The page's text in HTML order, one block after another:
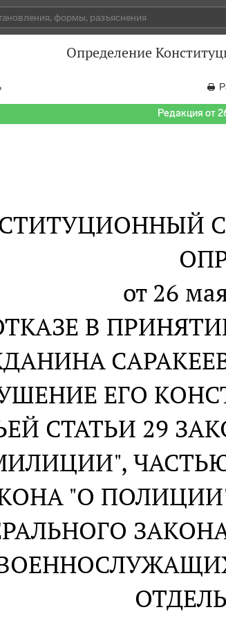
Определение
Редакция от
от 26
В
ЕГО
СТАТЬИ 29
"О